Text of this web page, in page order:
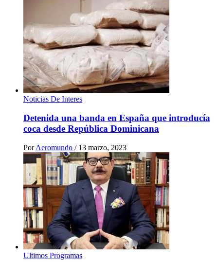
Noticias De Interes
Detenida una banda en España que introducía
coca desde República Dominicana
Por Aeromundo / 13 marzo, 2023
Ultimos Programas